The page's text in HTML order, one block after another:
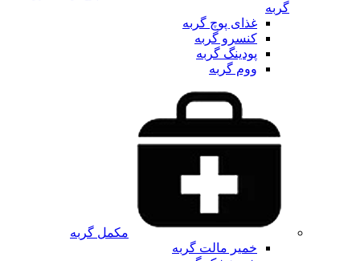
گربه
غذای پوچ گربه
کنسرو گربه
پودینگ گربه
ووم گربه
مکمل گربه
خمیر مالت گربه